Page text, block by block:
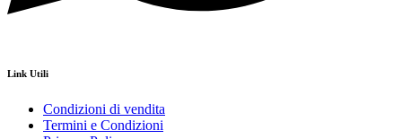
Link Utili
Condizioni di vendita
Termini e Condizioni